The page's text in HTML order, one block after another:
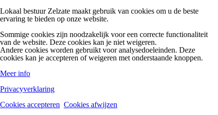
Lokaal bestuur Zelzate maakt gebruik van cookies om u de beste
ervaring te bieden op onze website.
Sommige cookies zijn noodzakelijk voor een correcte functionaliteit
van de website. Deze cookies kan je niet weigeren.
Andere cookies worden gebruikt voor analysedoeleinden. Deze
cookies kan je accepteren of weigeren met onderstaande knoppen.
Meer info
Privacyverklaring
Cookies accepteren Cookies afwijzen